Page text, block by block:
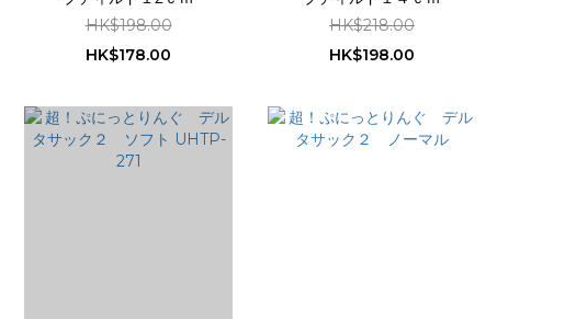
HK$198.00
HK$178.00
HK$218.00
HK$198.00